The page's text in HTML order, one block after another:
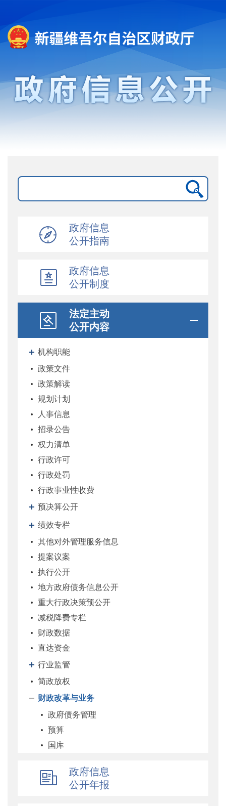
政府信息
公开指南
政府信息
公开制度
法定主动
公开内容
机构职能
政策文件
政策解读
规划计划
人事信息
招录公告
权力清单
行政许可
行政处罚
行政事业性收费
预决算公开
绩效专栏
其他对外管理服务信息
提案议案
执行公开
地方政府债务信息公开
重大行政决策预公开
减税降费专栏
财政数据
直达资金
行业监管
简政放权
财政改革与业务
政府债务管理
预算
国库
科教和文化
农业农村
政府信息
公开年报